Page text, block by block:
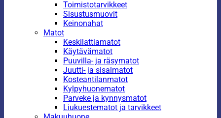
Toimistotarvikkeet
Sisustusmuovit
Keinonahat
Matot
Keskilattiamatot
Käytävämatot
Puuvilla- ja räsymatot
Juutti- ja sisalmatot
Kosteantilanmatot
Kylpyhuonematot
Parveke ja kynnysmatot
Liukuestematot ja tarvikkeet